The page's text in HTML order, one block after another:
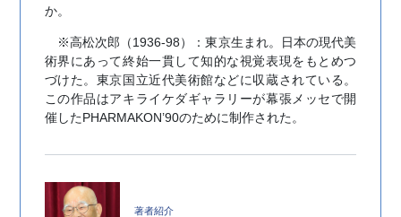
か。
※高松次郎（1936-98）：東京生まれ。日本の現代美
術界にあって終始一貫して知的な視覚表現をもとめつ
づけた。東京国立近代美術館などに収蔵されている。
この作品はアキライケダギャラリーが幕張メッセで開
催したPHARMAKON’90のために制作された。